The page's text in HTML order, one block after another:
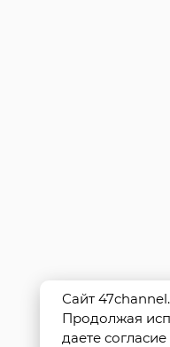
Сайт
Продолжая
даете